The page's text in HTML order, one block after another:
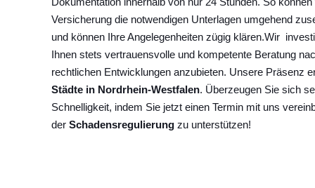
Versicherung die notwendigen Unterlagen umgehend
und können Ihre Angelegenheiten zügig klären.Wir
Ihnen stets vertrauensvolle und kompetente Beratung
rechtlichen Entwicklungen anzubieten. Unsere Präsenz
Städte in Nordrhein-Westfalen. Überzeugen Sie sich
Schnelligkeit, indem Sie jetzt einen Termin mit uns
der Schadensregulierung zu unterstützen!